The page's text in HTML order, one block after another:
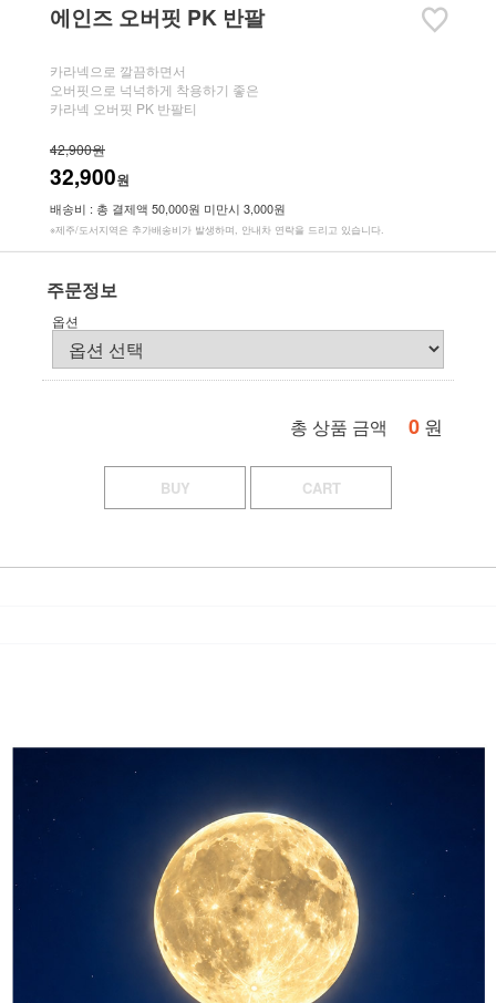
에인즈 오버핏 PK 반팔
카라넥으로 깔끔하면서
오버핏으로 넉넉하게 착용하기 좋은
카라넥 오버핏 PK 반팔티
42,900원
32,900원
배송비 : 총 결제액 50,000원 미만시 3,000원
※제주/도서지역은 추가배송비가 발생하며, 안내차 연락을 드리고 있습니다.
주문정보
옵션
총 상품 금액 0 원
BUY CART